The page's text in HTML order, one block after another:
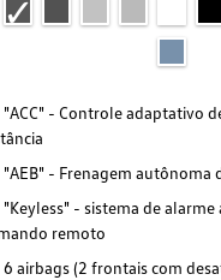
"ACC" - Controle adaptativo
"AEB" - Frenagem autônoma
"Keyless" - sistema de
remoto
6 airbags (2 frontais com